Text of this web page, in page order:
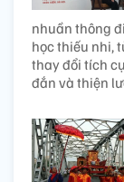
nhuần thông
học thiếu nhi,
thay đổi tích
đắn và thiện